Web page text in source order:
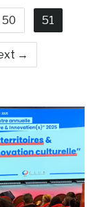
50 51
→